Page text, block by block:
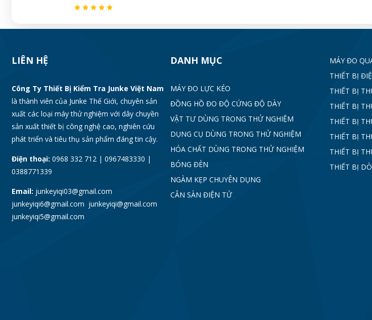
LIÊN HỆ
Công Ty Thiết Bị Kiểm Tra Junke Việt Nam
là thành viên của Junke Thế Giới, chuyên sản
xuất các loại máy thử nghiệm với dây chuyền
sản xuất thiết bị công nghệ cao, nghiên cứu
phát triển và tiêu thụ sản phẩm đáng tin cậy.
Điện thoại: 0968 332 712 | 0967483330 |
0388771339
Email: junkeyiqi03@gmail.com
junkeyiqi6@gmail.com junkeyiqi@gmail.com
junkeyiqi5@gmail.com
DANH MỤC
MÁY ĐO LỰC KÉO
ĐỒNG HỒ ĐO ĐỘ CỨNG ĐỘ DÀY
VẬT TƯ DÙNG TRONG THỬ NGHIỆM
DỤNG CỤ DÙNG TRONG THỬ NGHIỆM
HÓA CHẤT DÙNG TRONG THỬ NGHIỆM
BÓNG ĐÈN
NGÀM KẸP CHUYÊN DỤNG
CÂN SÀN ĐIỆN TỬ
MÁY ĐO
THIẾT BỊ
THIẾT BỊ
THIẾT BỊ
THIẾT BỊ
THIẾT BỊ
THIẾT BỊ
THIẾT BỊ